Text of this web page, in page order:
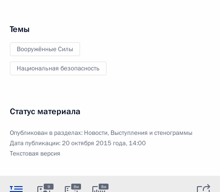
Темы
Вооружённые Силы
Национальная безопасность
Статус материала
Опубликован в разделах: Новости, Выступления и стенограммы
Дата публикации:20 октября 2015 года, 14:00
Текстовая версия
9 8м 8м